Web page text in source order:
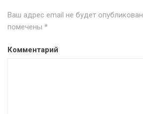
Ваш адрес email не будет опубликован.
помечены *
Комментарий